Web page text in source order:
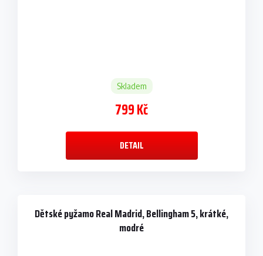
Skladem
799 Kč
DETAIL
Dětské pyžamo Real Madrid, Bellingham 5, krátké,
modré